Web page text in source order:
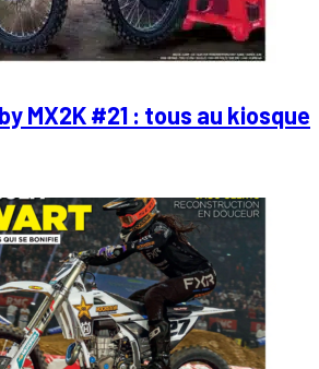
MX2K #21 : tous au kiosque